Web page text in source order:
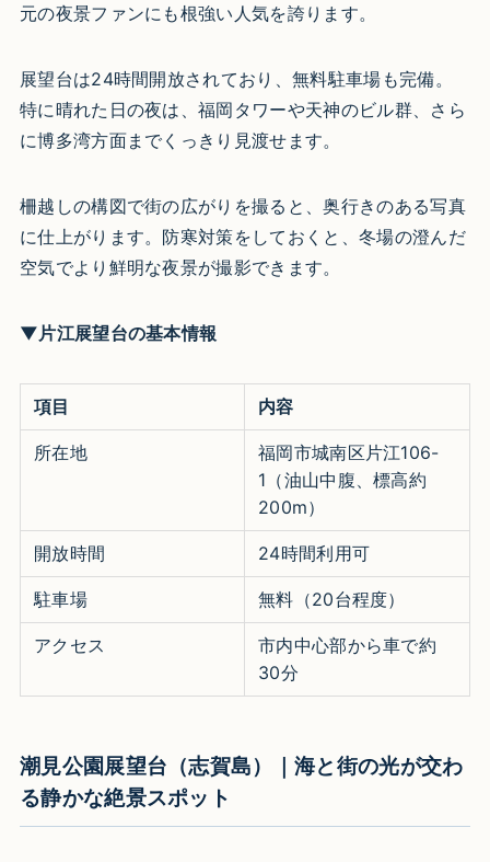
元の夜景ファンにも根強い人気を誇ります。
展望台は24時間開放されており、無料駐車場も完備。
特に晴れた日の夜は、福岡タワーや天神のビル群、さら
に博多湾方面までくっきり見渡せます。
柵越しの構図で街の広がりを撮ると、奥行きのある写真
に仕上がります。防寒対策をしておくと、冬場の澄んだ
空気でより鮮明な夜景が撮影できます。
▼片江展望台の基本情報
項目 内容
所在地
福岡市城南区片江106-
1（油山中腹、標高約
200m）
開放時間 24時間利用可
駐車場 無料（20台程度）
アクセス
市内中心部から車で約
30分
潮見公園展望台（志賀島）｜海と街の光が交わ
る静かな絶景スポット